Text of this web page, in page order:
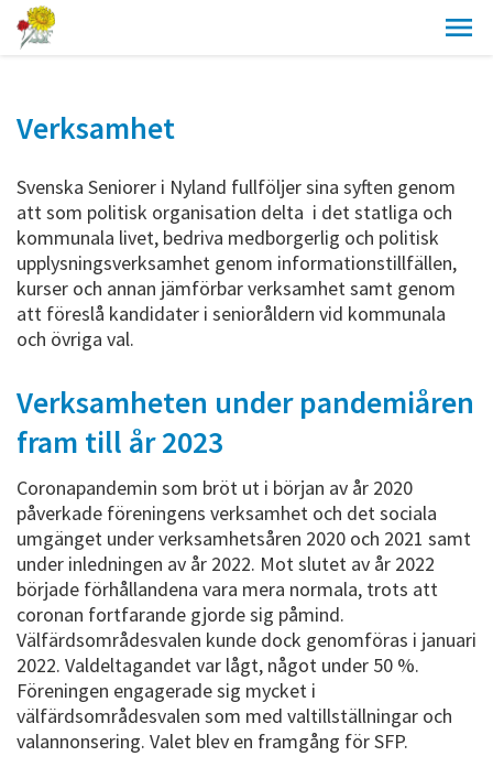
Verksamhet
Svenska Seniorer i Nyland fullföljer sina syften genom
att som politisk organisation delta i det statliga och
kommunala livet, bedriva medborgerlig och politisk
upplysningsverksamhet genom informationstillfällen,
kurser och annan jämförbar verksamhet samt genom
att föreslå kandidater i senioråldern vid kommunala
och övriga val.
Verksamheten under pandemiåren
fram till år 2023
Coronapandemin som bröt ut i början av år 2020
påverkade föreningens verksamhet och det sociala
umgänget under verksamhetsåren 2020 och 2021 samt
under inledningen av år 2022. Mot slutet av år 2022
började förhållandena vara mera normala, trots att
coronan fortfarande gjorde sig påmind.
Välfärdsområdesvalen kunde dock genomföras i januari
2022. Valdeltagandet var lågt, något under 50 %.
Föreningen engagerade sig mycket i
välfärdsområdesvalen som med valtillställningar och
valannonsering. Valet blev en framgång för SFP.